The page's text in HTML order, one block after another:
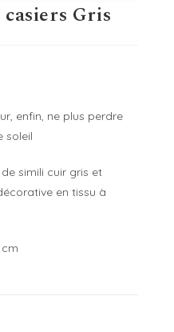
Gris
enfin, ne plus perdre
soleil
simili cuir gris et
en tissu à